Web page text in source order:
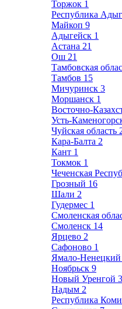
Торжок 1
Республика
Майкоп 9
Адыгейск 1
Астана 21
Ош 21
Тамбовская
Тамбов 15
Мичуринск 3
Моршанск 1
Восточно-
Усть-
Чуйская область
Кара-Балта 2
Кант 1
Токмок 1
Чеченская
Грозный 16
Шали 2
Гудермес 1
Смоленская
Смоленск 14
Ярцево 2
Сафоново 1
Ямало-
Ноябрьск 9
Новый Уренгой 3
Надым 2
Республика Коми